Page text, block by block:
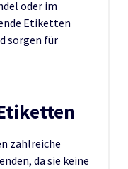
oder im
Etiketten
sorgen für
zahlreiche
da sie keine